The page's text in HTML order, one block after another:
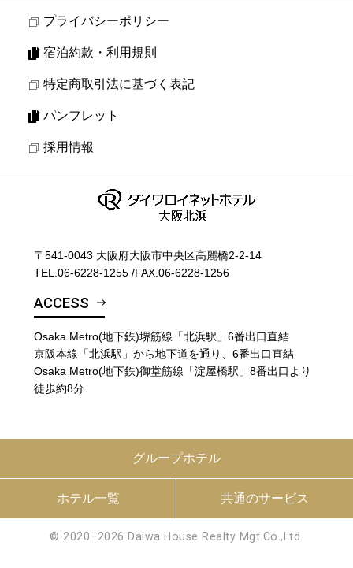
プライバシーポリシー
宿泊約款・利用規則
特定商取引法に基づく表記
パンフレット
採用情報
〒541-0043 大阪府大阪市中央区高麗橋2-2-14
TEL.06-6228-1255 /FAX.06-6228-1256
ACCESS
Osaka Metro(地下鉄)堺筋線「北浜駅」6番出口直結
京阪本線「北浜駅」から地下道を通り、6番出口直結
Osaka Metro(地下鉄)御堂筋線「淀屋橋駅」8番出口より
徒歩約8分
グループホテル
ホテル一覧 共通のサービス
© 2020–2026 Daiwa House Realty Mgt.Co.,Ltd.